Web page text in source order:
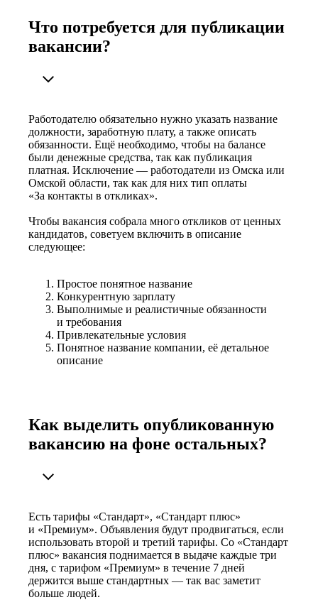
Что потребуется для публикации
вакансии?
Работодателю обязательно нужно указать название
должности, заработную плату, а также описать
обязанности. Ещё необходимо, чтобы на балансе
были денежные средства, так как публикация
платная. Исключение — работодатели из Омска или
Омской области, так как для них тип оплаты
«За контакты в откликах».
Чтобы вакансия собрала много откликов от ценных
кандидатов, советуем включить в описание
следующее:
Простое понятное название
Конкурентную зарплату
Выполнимые и реалистичные обязанности
и требования
Привлекательные условия
Понятное название компании, её детальное
описание
Как выделить опубликованную
вакансию на фоне остальных?
Есть тарифы «Стандарт», «Стандарт плюс»
и «Премиум». Объявления будут продвигаться, если
использовать второй и третий тарифы. Со «Стандарт
плюс» вакансия поднимается в выдаче каждые три
дня, с тарифом «Премиум» в течение 7 дней
держится выше стандартных — так вас заметит
больше людей.